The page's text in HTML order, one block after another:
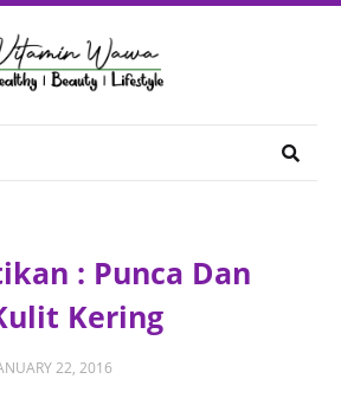
: Punca Dan
Kering
22, 2016